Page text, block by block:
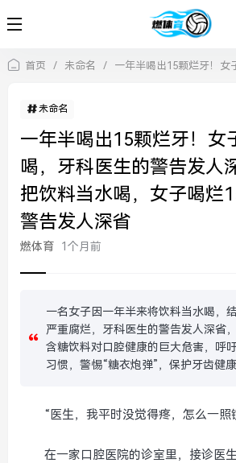
首页 / 未命名 / 一年半喝出15颗烂牙！女子把饮料当水喝，牙科医生的警告发人深省
未命名
一年半喝出15颗烂牙！女
喝，牙科医生的警告发人
把饮料当水喝，女子喝烂
警告发人深省
燃体育 1个月前
一名女子因一年半来将饮料当水喝，
严重腐烂，牙科医生的警告发人深省
含糖饮料对口腔健康的巨大危害，呼
习惯，警惕“糖衣炮弹”，保护牙齿健康
“医生，我平时没觉得疼，怎么一照
在一家口腔医院的诊室里，接诊医